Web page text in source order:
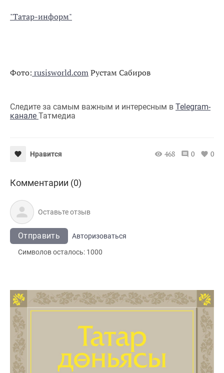
"Татар-информ"
Фото: rusisworld.comРустам Сабиров
Следите за самым важным и интересным в Telegram-
канале Татмедиа
Нравится 468 0 0
Комментарии (0)
Отправить
Авторизоваться
Символов осталось: 1000